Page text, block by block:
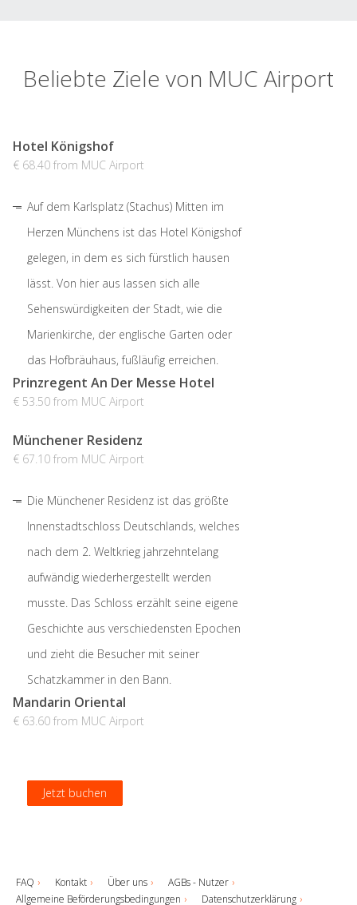
Beliebte Ziele von MUC Airport
Hotel Königshof
€ 68.40 from MUC Airport
Auf dem Karlsplatz (Stachus) Mitten im
Herzen Münchens ist das Hotel Königshof
gelegen, in dem es sich fürstlich hausen
lässt. Von hier aus lassen sich alle
Sehenswürdigkeiten der Stadt, wie die
Marienkirche, der englische Garten oder
das Hofbräuhaus, fußläufig erreichen.
Jetzt buchen
Prinzregent An Der Messe Hotel
€ 53.50 from MUC Airport
Jetzt buchen
Münchener Residenz
€ 67.10 from MUC Airport
Die Münchener Residenz ist das größte
Innenstadtschloss Deutschlands, welches
nach dem 2. Weltkrieg jahrzehntelang
aufwändig wiederhergestellt werden
musste. Das Schloss erzählt seine eigene
Geschichte aus verschiedensten Epochen
und zieht die Besucher mit seiner
Schatzkammer in den Bann.
Jetzt buchen
Mandarin Oriental
€ 63.60 from MUC Airport
Jetzt buchen
FAQ Kontakt Über uns
AGBs - Nutzer
Allgemeine Beförderungsbedingungen
Datenschutzerklärung